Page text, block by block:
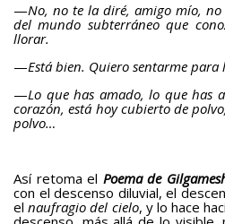
—No, no te la diré, amigo mío,
del mundo subterráneo que
llorar.
—Está bien. Quiero sentarme para
—Lo que has amado, lo que has
corazón, está hoy cubierto de
polvo…
Así retoma el Poema de
con el descenso diluvial, el
elnaufragio del cielo, y lo hace